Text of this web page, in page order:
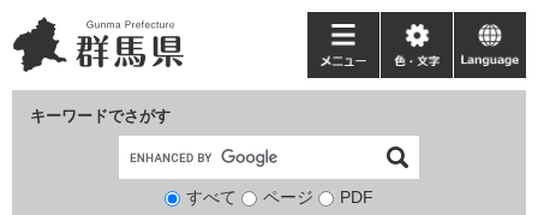
ー
ジ
ニ
ュ
キーワードでさがす
検
すべて ページ PDF
メ
ニ
ー
色・
文
language